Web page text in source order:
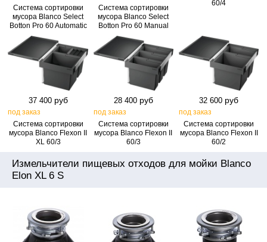
Система сортировки
мусора Blanco Select
Botton Pro 60 Automatic
Система сортировки
мусора Blanco Select
Botton Pro 60 Manual
60/4
37 400 руб
под заказ
Система сортировки
мусора Blanco Flexon II
XL 60/3
28 400 руб
под заказ
Система сортировки
мусора Blanco Flexon II
60/3
32 600 руб
под заказ
Система сортировки
мусора Blanco Flexon II
60/2
Измельчители пищевых отходов для мойки Blanco
Elon XL 6 S